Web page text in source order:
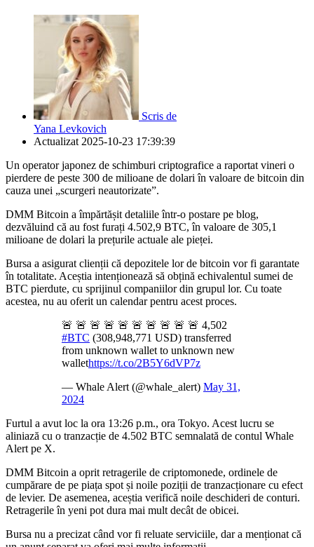
Scris de
Yana Levkovich
Actualizat 2025-10-23 17:39:39
Un operator japonez de schimburi criptografice a raportat vineri o
pierdere de peste 300 de milioane de dolari în valoare de bitcoin din
cauza unei „scurgeri neautorizate”.
DMM Bitcoin a împărtășit detaliile într-o postare pe blog,
dezvăluind că au fost furați 4.502,9 BTC, în valoare de 305,1
milioane de dolari la prețurile actuale ale pieței.
Bursa a asigurat clienții că depozitele lor de bitcoin vor fi garantate
în totalitate. Aceștia intenționează să obțină echivalentul sumei de
BTC pierdute, cu sprijinul companiilor din grupul lor. Cu toate
acestea, nu au oferit un calendar pentru acest proces.
🚨 🚨 🚨 🚨 🚨 🚨 🚨 🚨 🚨 🚨 4,502
#BTC (308,948,771 USD) transferred
from unknown wallet to unknown new
wallethttps://t.co/2B5Y6dVP7z
— Whale Alert (@whale_alert) May 31,
2024
Furtul a avut loc la ora 13:26 p.m., ora Tokyo. Acest lucru se
aliniază cu o tranzacție de 4.502 BTC semnalată de contul Whale
Alert pe X.
DMM Bitcoin a oprit retragerile de criptomonede, ordinele de
cumpărare de pe piața spot și noile poziții de tranzacționare cu efect
de levier. De asemenea, aceștia verifică noile deschideri de conturi.
Retragerile în yeni pot dura mai mult decât de obicei.
Bursa nu a precizat când vor fi reluate serviciile, dar a menționat că